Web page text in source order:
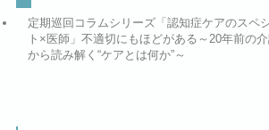
定期巡回コラムシリーズ「認知症ケアのスペ
ト×医師」不適切にもほどがある～20年前の
から読み解く“ケアとは何か”～